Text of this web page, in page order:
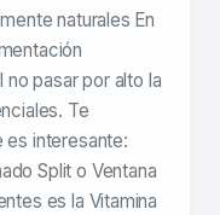
naturales En
pasar por alto la
Te
interesante:
Split o Ventana
es la Vitamina